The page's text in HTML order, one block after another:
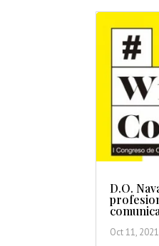
D.O.
Oct 11, 2021